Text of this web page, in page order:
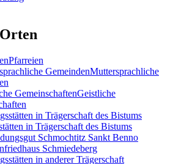
Pfarreien
Muttersprachliche
Geistliche
in Trägerschaft des Bistums
Schmochtitz Sankt Benno
Schmiedeberg